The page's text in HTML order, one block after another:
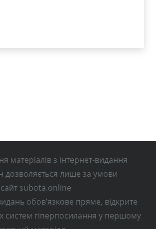
матеріалів з інтернет-видання
дозволяється лише за умови
subota.online
обов’язкове пряме, відкрите
систем гіперпосилання у першому